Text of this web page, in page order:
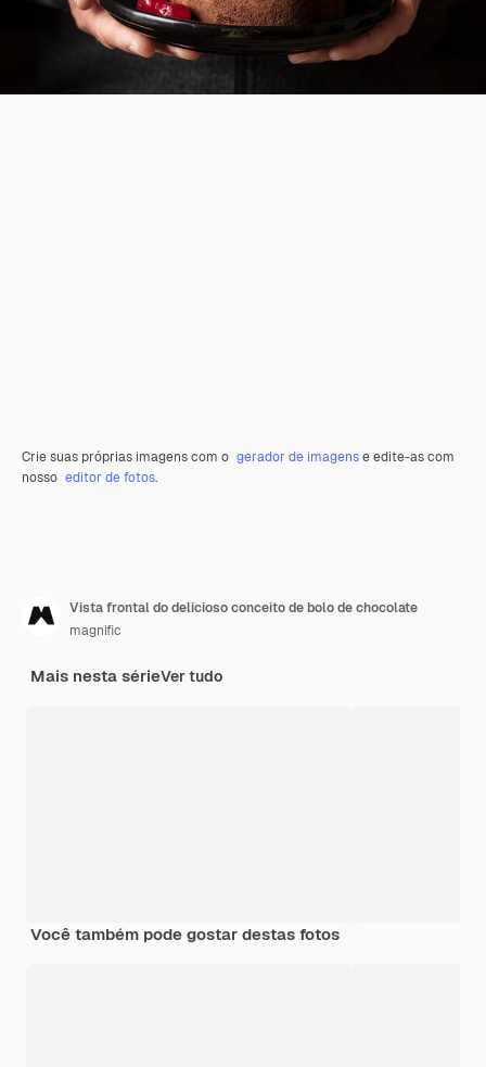
Crie suas próprias imagens com o gerador de imagense edite-as com
nosso editor de fotos.
Vista frontal do delicioso conceito de bolo de chocolate
magnific
Mais nesta sérieVer tudo
Você também pode gostar destas fotos